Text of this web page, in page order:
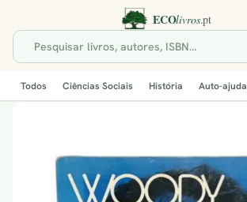
Todos Ciências Sociais História Auto-ajuda